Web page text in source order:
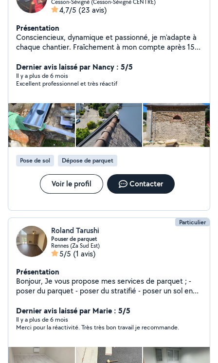
Cesson-Sévigné (Cesson-Sévigné CENTRE)
4,7/5 (23 avis)
Présentation
Consciencieux, dynamique et passionné, je m'adapte à
chaque chantier. Fraîchement à mon compte après 15
sera un défi, que nous remporterons ensemble.
Dernier avis laissé par Nancy : 5/5
Il y a plus de 6 mois
Excellent professionnel et très réactif
Pose de sol Dépose de parquet
Voir le profil Contacter
Particulier
Roland Tarushi
Pouser de parquet
Rennes (Za Sud Est)
5/5 (1 avis)
Présentation
Bonjour, Je vous propose mes services de parquet ; -
poser du parquet - poser du stratifié - poser un sol en
poser des barres de seuils -poser du parquet coller -
rénovation Merci. À bientôt
Dernier avis laissé par Marie : 5/5
Il y a plus de 6 mois
Merci pour la réactivité. Très très bon travail je recommande.